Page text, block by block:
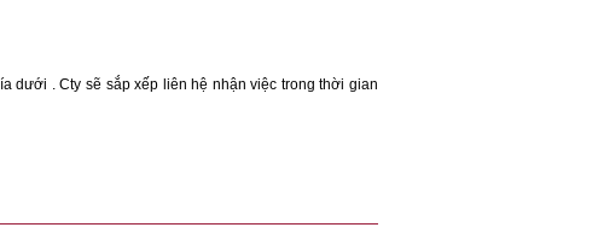
dưới . Cty sẽ sắp xếp liên hệ nhận việc trong thời gian